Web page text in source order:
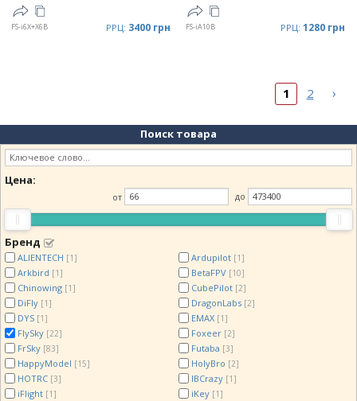
FS-i6X+X6B РРЦ: 3400 грн FS-iA10B РРЦ: 1280 грн
1 2 ›
Поиск товара
Цена:
от до
Бренд
ALIENTECH [1] Ardupilot [1]
Arkbird [1] BetaFPV [10]
Chinowing [1] CubePilot [2]
DiFly [1] DragonLabs [2]
DYS [1] EMAX [1]
FlySky [22] Foxeer [2]
FrSky [83] Futaba [3]
HappyModel [15] HolyBro [2]
HOTRC [3] IBCrazy [1]
iFlight [1] iKey [1]